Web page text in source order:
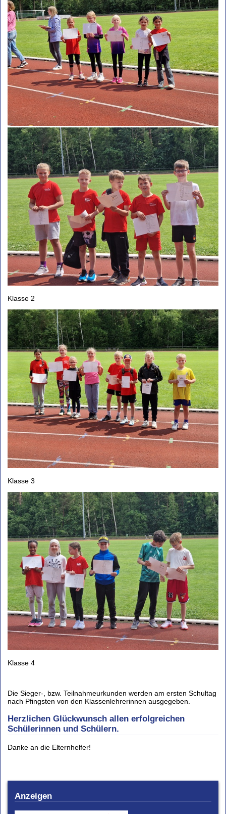
Klasse 2
Klasse 3
Klasse 4
Die Sieger-, bzw. Teilnahmeurkunden werden am ersten Schultag
nach Pfingsten von den Klassenlehrerinnen ausgegeben.
Herzlichen Glückwunsch allen erfolgreichen
Schülerinnen und Schülern.
Danke an die Elternhelfer!
Anzeigen